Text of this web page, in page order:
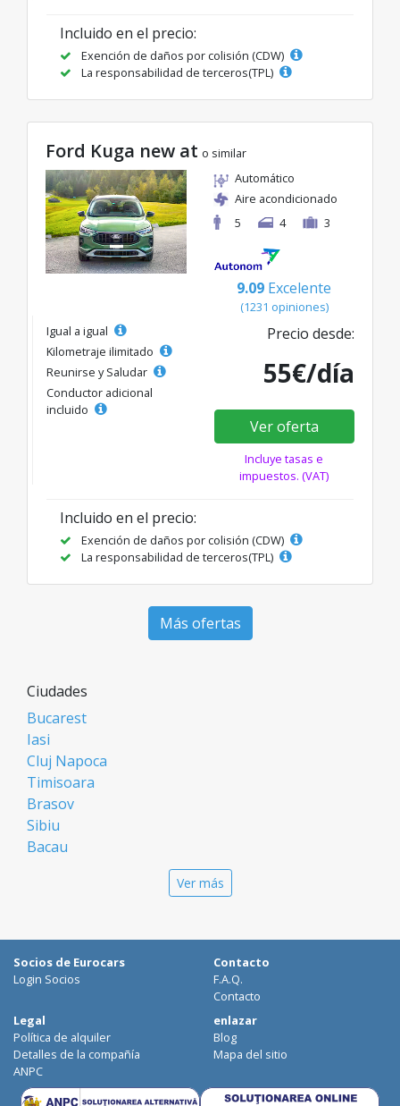
Incluido en el precio:
Exención de daños por colisión (CDW)
La responsabilidad de terceros(TPL)
Ford Kuga new at o similar
Automático
Aire acondicionado
5
4 3
9.09 Excelente
(1231 opiniones)
Igual a igual
Kilometraje ilimitado
Reunirse y Saludar
Conductor adicional
incluido
Precio desde:
55€/día
Ver oferta
Incluye tasas e
impuestos. (VAT)
Incluido en el precio:
Exención de daños por colisión (CDW)
La responsabilidad de terceros(TPL)
Más ofertas
Ciudades
Bucarest
Iasi
Cluj Napoca
Timisoara
Brasov
Sibiu
Bacau
Galati
Suceava
Focsani
Targoviste
Ploiesti
Craiova
Ver más
Socios de Eurocars
Login Socios
Contacto
F.A.Q.
Contacto
Legal
Política de alquiler
Detalles de la compañía
ANPC
enlazar
Blog
Mapa del sitio